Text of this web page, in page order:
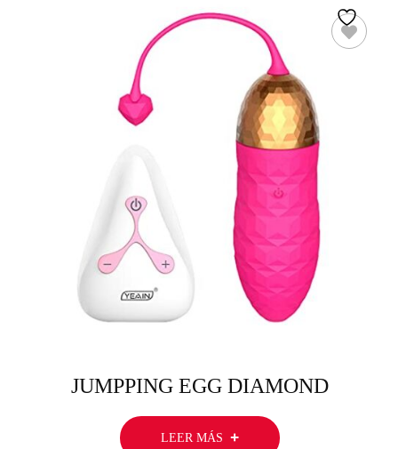
JUMPPING EGG DIAMOND
LEER MÁS